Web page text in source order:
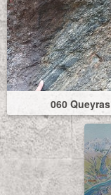
060 Queyras